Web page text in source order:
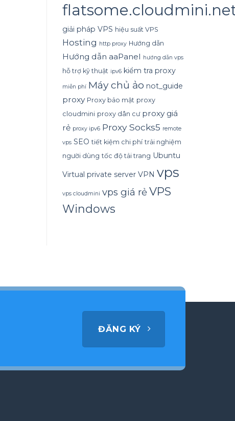
giải pháp VPS hiệu suất VPS
Hosting http proxy Hướng dẫn
Hướng dẫn aaPanel hướng dẫn vps
hỗ trợ kỹ thuật ipv6 kiểm tra proxy
miễn phí Máy chủ ảo not_guide
proxy Proxy bảo mật proxy
cloudmini proxy dân cư proxy giá
rẻ proxy ipv6 Proxy Socks5 remote
vps SEO tiết kiệm chi phí trải nghiệm
người dùng tốc độ tải trang Ubuntu
Virtual private server VPN vps
vps cloudmini vps giá rẻVPS
Windows
ĐĂNG KÝ